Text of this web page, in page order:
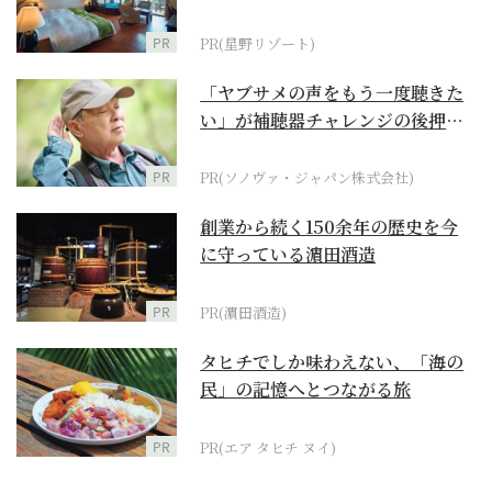
PR PR(星野リゾート)
PR
「ヤブサメの声をもう一度聴きた
い」が補聴器チャレンジの後押し
PR(ソノヴァ・ジャパン株式会社)
PR
創業から続く150余年の歴史を今
に守っている濵田酒造
PR(濵田酒造)
PR
タヒチでしか味わえない、「海の
民」の記憶へとつながる旅
PR(エア タヒチ ヌイ)